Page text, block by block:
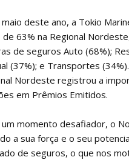
deste ano, a Tokio
63% na Regional
de seguros Auto (68%);
(37%); e Transportes
Nordeste registrou a
em Prêmios Emitidos.
um momento desafiador, o
a sua força e o seu
de seguros, o que nos